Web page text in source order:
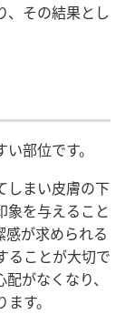
、その結果とし
部位です。
しまい皮膚の下
象を与えること
感が求められる
ることが大切で
がなくなり、
す。